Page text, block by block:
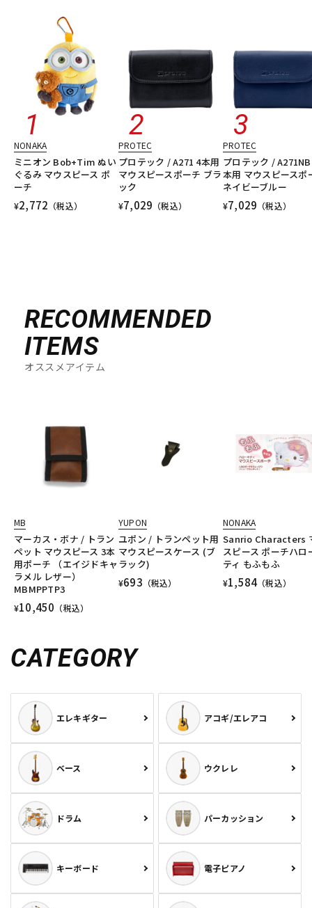
NONAKA
ミニオン Bob+Tim ぬい
ぐるみ マウスピース ポ
ーチ
¥2,772 （税込）
PROTEC
プロテック / A271 4本用
マウスピースポーチ ブラ
ック
¥7,029 （税込）
PROTEC
プロテック /
本用 マウスピースポ
ネイビーブルー
¥7,029 （税込）
RECOMMENDED
ITEMS
オススメアイテム
MB
マーカス・ボナ / トラン
ペット マウスピース 3本
用ポーチ （エイジドキャ
ラメル レザー）
MBMPPTP3
¥10,450 （税込）
YUPON
ユポン / トランペット用
マウスピースケース (ブ
ラック)
¥693 （税込）
NONAKA
Sanrio Characters
スピース ポーチハロ
ティ もふもふ
¥1,584（税込）
CATEGORY
エレキギター アコギ/エレアコ
ベース ウクレレ
ドラム パーカッション
キーボード 電子ピアノ